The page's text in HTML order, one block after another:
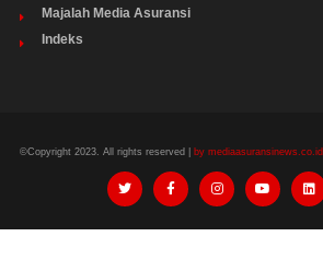
Majalah Media Asuransi
Indeks
©Copyright 2023. All rights reserved | by mediaasuransinews.co.id.